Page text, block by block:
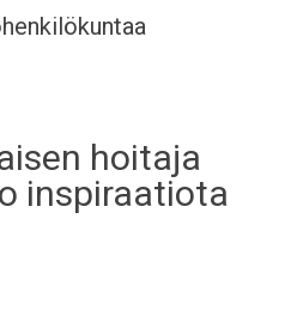
hoitaja
inspiraatiota